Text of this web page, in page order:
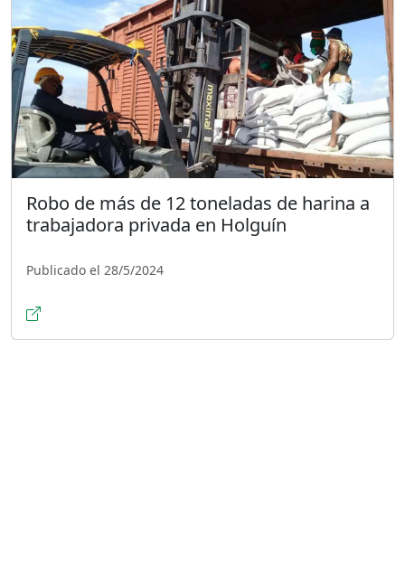
Robo de más de 12 toneladas de harina a
trabajadora privada en Holguín
Publicado el 28/5/2024